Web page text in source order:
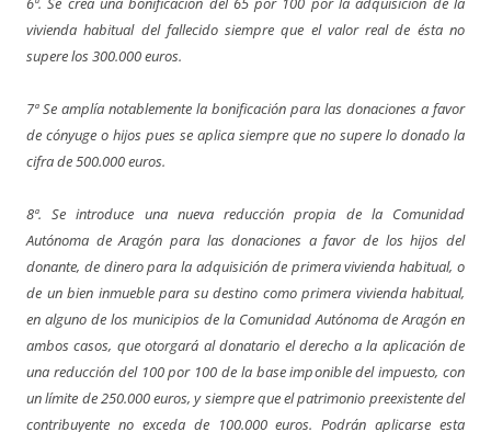
vivienda habitual del fallecido siempre que el valor real de ésta no
supere los 300.000 euros.
7ª Se amplía notablemente la bonificación para las donaciones a favor
de cónyuge o hijos pues se aplica siempre que no supere lo donado la
cifra de 500.000 euros.
8ª. Se introduce una nueva reducción propia de la Comunidad
Autónoma de Aragón para las donaciones a favor de los hijos del
donante, de dinero para la adquisición de primera vivienda habitual, o
de un bien inmueble para su destino como primera vivienda habitual,
en alguno de los municipios de la Comunidad Autónoma de Aragón en
ambos casos, que otorgará al donatario el derecho a la aplicación de
una reducción del 100 por 100 de la base imponible del impuesto, con
un límite de 250.000 euros, y siempre que el patrimonio preexistente del
contribuyente no exceda de 100.000 euros. Podrán aplicarse esta